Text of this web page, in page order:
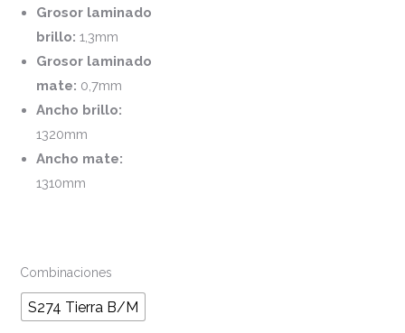
Grosor laminado
brillo: 1,3mm
Grosor laminado
mate: 0,7mm
Ancho brillo:
1320mm
Ancho mate:
1310mm
Combinaciones
S274 Tierra B/M